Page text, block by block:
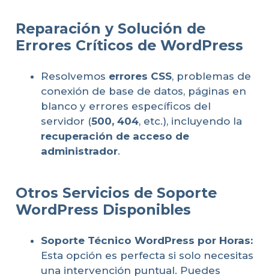
Reparación y Solución de
Errores Críticos de WordPress
Resolvemos errores CSS, problemas de
conexión de base de datos, páginas en
blanco y errores específicos del
servidor (500, 404, etc.), incluyendo la
recuperación de acceso de
administrador.
Otros Servicios de Soporte
WordPress Disponibles
Soporte Técnico WordPress por Horas:
Esta opción es perfecta si solo necesitas
una intervención puntual. Puedes